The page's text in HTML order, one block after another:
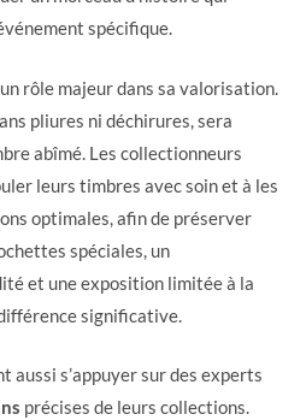
spécifique.
rôle majeur dans sa valorisation.
pliures ni déchirures, sera
abîmé. Les collectionneurs
leurs timbres avec soin et à les
optimales, afin de préserver
spéciales, un
et une exposition limitée à la
significative.
aussi s’appuyer sur des experts
précises de leurs collections.